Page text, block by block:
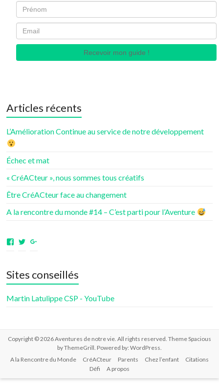
Recevoir mon guide !
Articles récents
L’Amélioration Continue au service de notre développement
Échec et mat
« CréACteur », nous sommes tous créatifs
Être CréACteur face au changement
A la rencontre du monde #14 – C’est parti pour l’Aventure
Voir
aventuresdenotrevie
sur
Voir
Samsenie
sur
samsenie
sur
Sites conseillés
Martin Latulippe CSP - YouTube
Copyright © 2026Aventures de notre vie. All rights reserved. ThemeSpacious
by ThemeGrill. Powered by: WordPress.
A la Rencontre du Monde
CréACteur Parents Chez l’enfant
Citations
Défi
A propos